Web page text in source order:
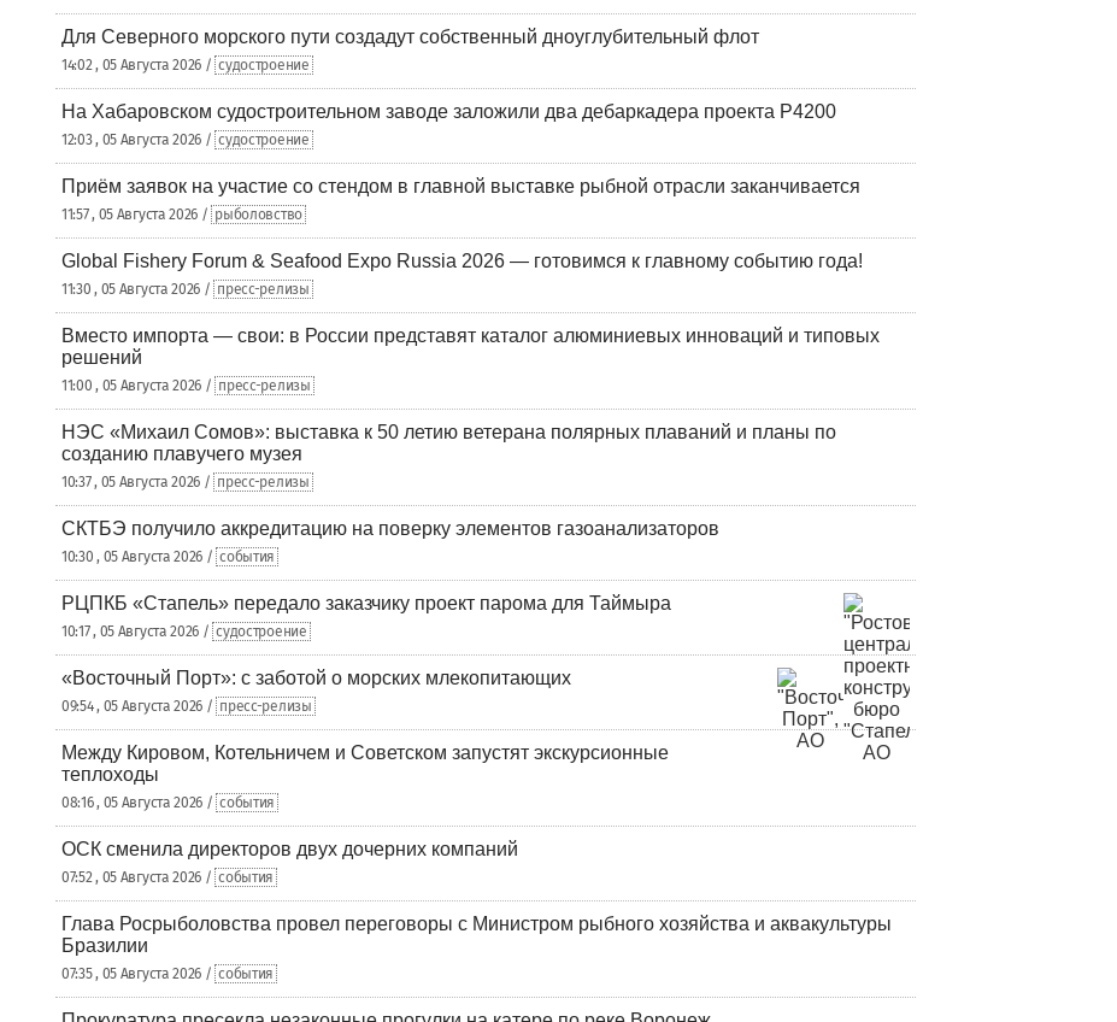
Для Северного морского пути создадут собственный дноуглубительный флот
14:02 , 05 Августа 2026 / судостроение
На Хабаровском судостроительном заводе заложили два дебаркадера проекта Р4200
12:03 , 05 Августа 2026 / судостроение
Приём заявок на участие со стендом в главной выставке рыбной отрасли заканчивается
11:57 , 05 Августа 2026 / рыболовство
Global Fishery Forum & Seafood Expo Russia 2026 — готовимся к главному событию года!
11:30 , 05 Августа 2026 / пресс-релизы
Вместо импорта — свои: в России представят каталог алюминиевых инноваций и типовых
решений
11:00 , 05 Августа 2026 / пресс-релизы
НЭС «Михаил Сомов»: выставка к 50 летию ветерана полярных плаваний и планы по
созданию плавучего музея
10:37 , 05 Августа 2026 / пресс-релизы
СКТБЭ получило аккредитацию на поверку элементов газоанализаторов
10:30 , 05 Августа 2026 / события
РЦПКБ «Стапель» передало заказчику проект парома для Таймыра
10:17 , 05 Августа 2026 / судостроение
«Восточный Порт»: с заботой о морских млекопитающих
09:54 , 05 Августа 2026 / пресс-релизы
Между Кировом, Котельничем и Советском запустят экскурсионные
теплоходы
08:16 , 05 Августа 2026 / события
ОСК сменила директоров двух дочерних компаний
07:52 , 05 Августа 2026 / события
Глава Росрыболовства провел переговоры с Министром рыбного хозяйства и аквакультуры
Бразилии
07:35 , 05 Августа 2026 / события